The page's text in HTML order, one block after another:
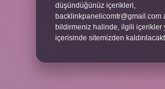
düşündüğünüz içerikleri,
backlinkpanelicomtr@gmail.com
bildirmeniz halinde, ilgili içerikler
içerisinde sitemizden